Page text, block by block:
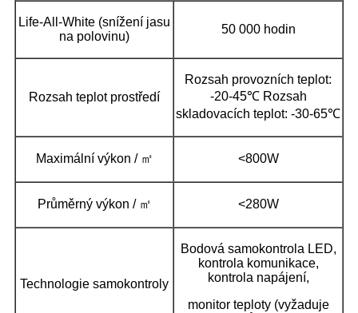
Life-All-White (snížení jasu
na polovinu)
50 000 hodin
Rozsah teplot prostředí
Rozsah provozních teplot:
-20-45℃ Rozsah
skladovacích teplot: -30-65℃
Maximální výkon / ㎡ <800W
Průměrný výkon / ㎡ <280W
Technologie samokontroly
Bodová samokontrola LED,
kontrola komunikace,
kontrola napájení,
monitor teploty (vyžaduje